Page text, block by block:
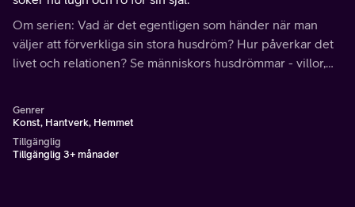
Om serien: Vad är det egentligen som händer när man
väljer att förverkliga sin stora husdröm? Hur påverkar det
livet och relationen? Se människors husdrömmar - villor,
Genrer
Konst, Hantverk, Hemmet
Tillgänglig
Tillgänglig 3+ månader